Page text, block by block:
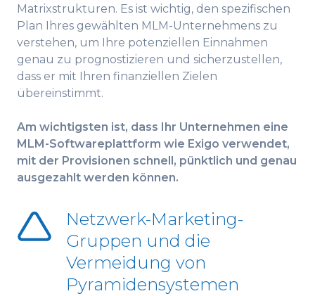
Matrixstrukturen. Es ist wichtig, den spezifischen
Plan Ihres gewählten MLM-Unternehmens zu
verstehen, um Ihre potenziellen Einnahmen
genau zu prognostizieren und sicherzustellen,
dass er mit Ihren finanziellen Zielen
übereinstimmt.
Am wichtigsten ist, dass Ihr Unternehmen eine
MLM-Softwareplattform wie Exigo verwendet,
mit der Provisionen schnell, pünktlich und genau
ausgezahlt werden können.
Netzwerk-Marketing-
Gruppen und die
Vermeidung von
Pyramidensystemen